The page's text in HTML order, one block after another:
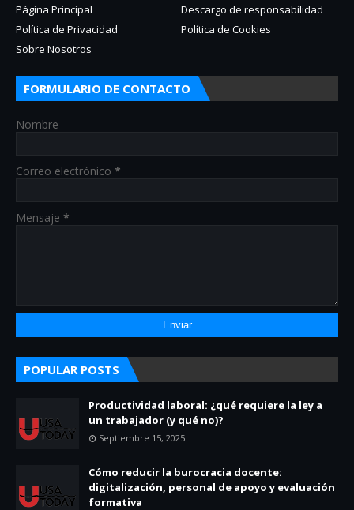
Página Principal
Descargo de responsabilidad
Política de Privacidad
Política de Cookies
Sobre Nosotros
FORMULARIO DE CONTACTO
Nombre
Correo electrónico *
Mensaje *
POPULAR POSTS
Productividad laboral: ¿qué requiere la ley a
un trabajador (y qué no)?
Septiembre 15, 2025
Cómo reducir la burocracia docente:
digitalización, personal de apoyo y evaluación
formativa